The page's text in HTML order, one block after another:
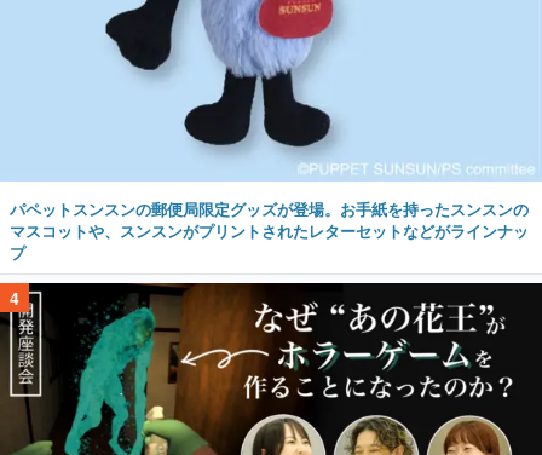
パペットスンスンの郵便局限定グッズが登場。お手紙を持ったスンスンの
マスコットや、スンスンがプリントされたレターセットなどがラインナッ
プ
4